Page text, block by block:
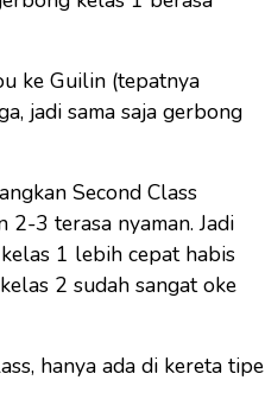
ke Guilin (tepatnya
jadi sama saja gerbong
Second Class
2-3 terasa nyaman. Jadi
1 lebih cepat habis
2 sudah sangat oke
hanya ada di kereta tipe